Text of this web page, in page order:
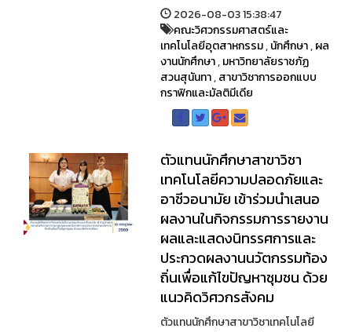
2026-08-03 15:38:47
คณะวิศวกรรมศาสตร์และ
เทคโนโลยีอุตสาหกรรม,นักศึกษา,ผล
งานนักศึกษา,มหาวิทยาลัยราชภัฏ
สวนสุนันทา,สาขาวิชาการออกแบบ
กราฟิกและมัลติมีเดีย
ตัวแทนนักศึกษาสาขาวิชา
เทคโนโลยีความปลอดภัยและ
อาชีวอนามัย เข้าร่วมนำเสนอ
ผลงานในกิจกรรมการรายงาน
ผลและแสดงนิทรรศการและ
ประกวดผลงานนวัตกรรมท้อง
ถิ่นเพื่อแก้ไขปัญหาชุมชน ด้วย
แนวคิดวิศวกรสังคม
ตัวแทนนักศึกษาสาขาวิชาเทคโนโลยี